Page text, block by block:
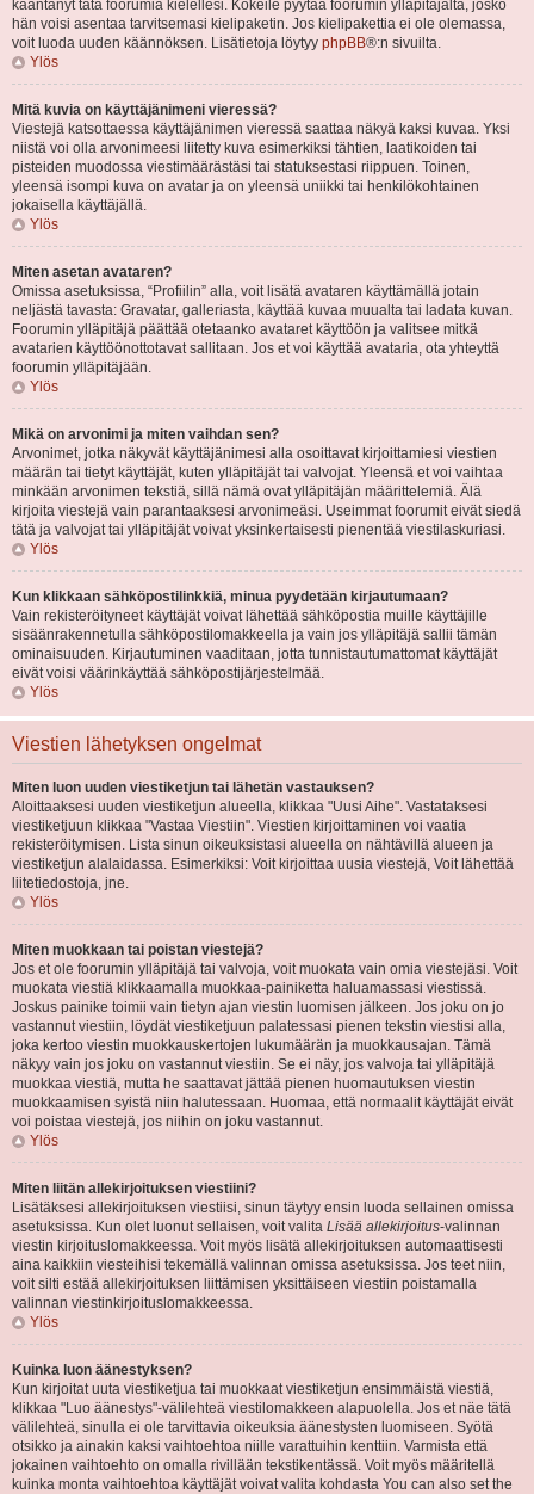
kääntänyt tätä foorumia kielellesi. Kokeile pyytää foorumin ylläpitäjältä, josko
hän voisi asentaa tarvitsemasi kielipaketin. Jos kielipakettia ei ole olemassa,
voit luoda uuden käännöksen. Lisätietoja löytyy phpBB®:n sivuilta.
Ylös
Mitä kuvia on käyttäjänimeni vieressä?
Viestejä katsottaessa käyttäjänimen vieressä saattaa näkyä kaksi kuvaa. Yksi
niistä voi olla arvonimeesi liitetty kuva esimerkiksi tähtien, laatikoiden tai
pisteiden muodossa viestimäärästäsi tai statuksestasi riippuen. Toinen,
yleensä isompi kuva on avatar ja on yleensä uniikki tai henkilökohtainen
jokaisella käyttäjällä.
Ylös
Miten asetan avataren?
Omissa asetuksissa, “Profiilin” alla, voit lisätä avataren käyttämällä jotain
neljästä tavasta: Gravatar, galleriasta, käyttää kuvaa muualta tai ladata kuvan.
Foorumin ylläpitäjä päättää otetaanko avataret käyttöön ja valitsee mitkä
avatarien käyttöönottotavat sallitaan. Jos et voi käyttää avataria, ota yhteyttä
foorumin ylläpitäjään.
Ylös
Mikä on arvonimi ja miten vaihdan sen?
Arvonimet, jotka näkyvät käyttäjänimesi alla osoittavat kirjoittamiesi viestien
määrän tai tietyt käyttäjät, kuten ylläpitäjät tai valvojat. Yleensä et voi vaihtaa
minkään arvonimen tekstiä, sillä nämä ovat ylläpitäjän määrittelemiä. Älä
kirjoita viestejä vain parantaaksesi arvonimeäsi. Useimmat foorumit eivät siedä
tätä ja valvojat tai ylläpitäjät voivat yksinkertaisesti pienentää viestilaskuriasi.
Ylös
Kun klikkaan sähköpostilinkkiä, minua pyydetään kirjautumaan?
Vain rekisteröityneet käyttäjät voivat lähettää sähköpostia muille käyttäjille
sisäänrakennetulla sähköpostilomakkeella ja vain jos ylläpitäjä sallii tämän
ominaisuuden. Kirjautuminen vaaditaan, jotta tunnistautumattomat käyttäjät
eivät voisi väärinkäyttää sähköpostijärjestelmää.
Ylös
Viestien lähetyksen ongelmat
Miten luon uuden viestiketjun tai lähetän vastauksen?
Aloittaaksesi uuden viestiketjun alueella, klikkaa "Uusi Aihe". Vastataksesi
viestiketjuun klikkaa "Vastaa Viestiin". Viestien kirjoittaminen voi vaatia
rekisteröitymisen. Lista sinun oikeuksistasi alueella on nähtävillä alueen ja
viestiketjun alalaidassa. Esimerkiksi: Voit kirjoittaa uusia viestejä, Voit lähettää
liitetiedostoja, jne.
Ylös
Miten muokkaan tai poistan viestejä?
Jos et ole foorumin ylläpitäjä tai valvoja, voit muokata vain omia viestejäsi. Voit
muokata viestiä klikkaamalla muokkaa-painiketta haluamassasi viestissä.
Joskus painike toimii vain tietyn ajan viestin luomisen jälkeen. Jos joku on jo
vastannut viestiin, löydät viestiketjuun palatessasi pienen tekstin viestisi alla,
joka kertoo viestin muokkauskertojen lukumäärän ja muokkausajan. Tämä
näkyy vain jos joku on vastannut viestiin. Se ei näy, jos valvoja tai ylläpitäjä
muokkaa viestiä, mutta he saattavat jättää pienen huomautuksen viestin
muokkaamisen syistä niin halutessaan. Huomaa, että normaalit käyttäjät eivät
voi poistaa viestejä, jos niihin on joku vastannut.
Ylös
Miten liitän allekirjoituksen viestiini?
Lisätäksesi allekirjoituksen viestiisi, sinun täytyy ensin luoda sellainen omissa
asetuksissa. Kun olet luonut sellaisen, voit valita Lisää allekirjoitus-valinnan
viestin kirjoituslomakkeessa. Voit myös lisätä allekirjoituksen automaattisesti
aina kaikkiin viesteihisi tekemällä valinnan omissa asetuksissa. Jos teet niin,
voit silti estää allekirjoituksen liittämisen yksittäiseen viestiin poistamalla
valinnan viestinkirjoituslomakkeessa.
Ylös
Kuinka luon äänestyksen?
Kun kirjoitat uuta viestiketjua tai muokkaat viestiketjun ensimmäistä viestiä,
klikkaa "Luo äänestys"-välilehteä viestilomakkeen alapuolella. Jos et näe tätä
välilehteä, sinulla ei ole tarvittavia oikeuksia äänestysten luomiseen. Syötä
otsikko ja ainakin kaksi vaihtoehtoa niille varattuihin kenttiin. Varmista että
jokainen vaihtoehto on omalla rivillään tekstikentässä. Voit myös määritellä
kuinka monta vaihtoehtoa käyttäjät voivat valita kohdasta You can also set the